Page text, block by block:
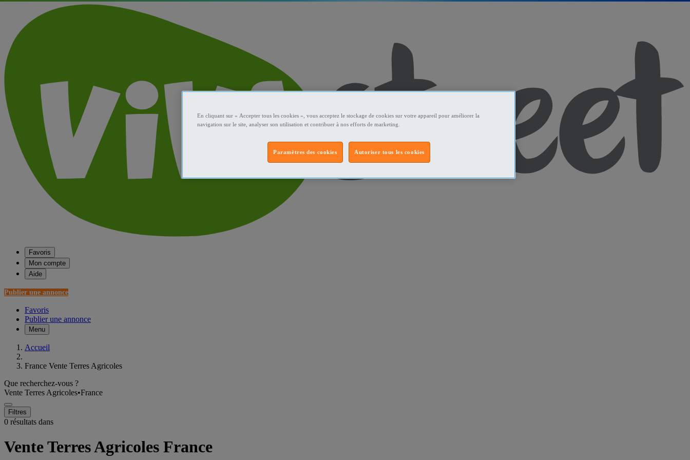
Favoris
Mon compte
Aide
Publier une annonce
Favoris
Publier une annonce
Menu
Accueil
France Vente Terres Agricoles
Que recherchez-vous ?
Vente Terres Agricoles•France
Filtres
0 résultats dans
Vente Terres Agricoles France
En cliquant sur « Accepter tous les cookies », vous acceptez le stockage de cookies sur votre appareil pour améliorer la
navigation sur le site, analyser son utilisation et contribuer à nos efforts de marketing.
Autoriser tous les cookies
Paramètres des cookies